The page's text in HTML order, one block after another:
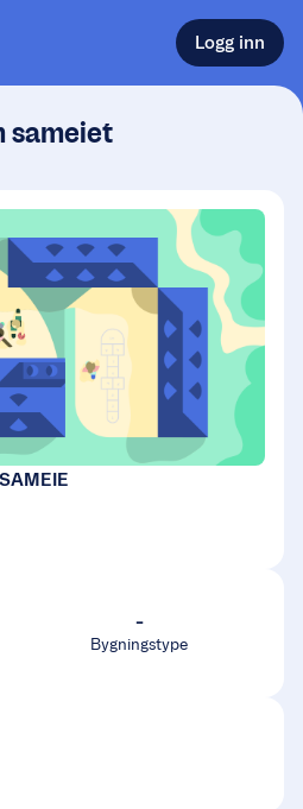
Logg inn
sameiet
-
Bygningstype